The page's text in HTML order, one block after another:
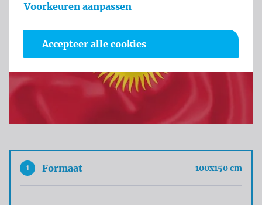
1 Formaat 100x150 cm
Voorkeuren aanpassen
Accepteer alle cookies